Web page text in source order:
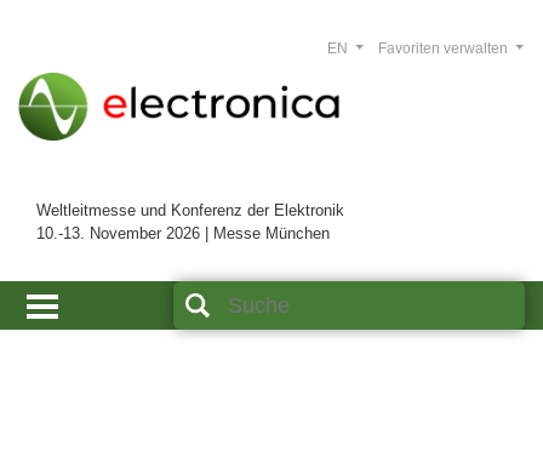
Weltleitmesse und Konferenz der Elektronik
10.-13. November 2026 | Messe München
Favoriten verwalten
EN